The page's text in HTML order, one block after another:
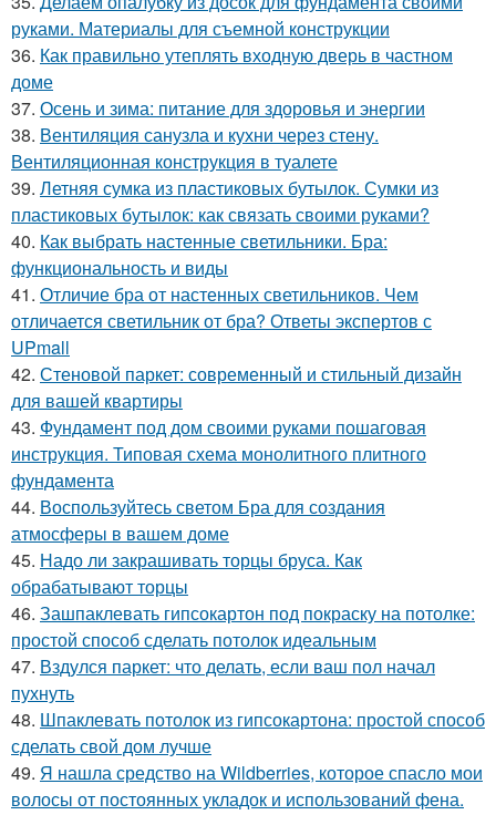
руками. Материалы для съемной конструкции
36. Как правильно утеплять входную дверь в частном
доме
37. Осень и зима: питание для здоровья и энергии
38. Вентиляция санузла и кухни через стену.
Вентиляционная конструкция в туалете
39. Летняя сумка из пластиковых бутылок. Сумки из
пластиковых бутылок: как связать своими руками?
40. Как выбрать настенные светильники. Бра:
функциональность и виды
41. Отличие бра от настенных светильников. Чем
отличается светильник от бра? Ответы экспертов с
UPmall
42. Стеновой паркет: современный и стильный дизайн
для вашей квартиры
43. Фундамент под дом своими руками пошаговая
инструкция. Типовая схема монолитного плитного
фундамента
44. Воспользуйтесь светом Бра для создания
атмосферы в вашем доме
45. Надо ли закрашивать торцы бруса. Как
обрабатывают торцы
46. Зашпаклевать гипсокартон под покраску на потолке:
простой способ сделать потолок идеальным
47. Вздулся паркет: что делать, если ваш пол начал
пухнуть
48. Шпаклевать потолок из гипсокартона: простой способ
сделать свой дом лучше
49. Я нашла средство на Wildberries, которое спасло мои
волосы от постоянных укладок и использований фена.